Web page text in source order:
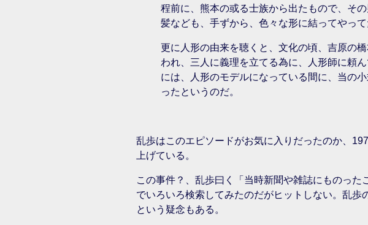
程前に、熊本の或る士族から出たもので、そ
髪なども、手ずから、色々な形に結ってやっ
更に人形の由来を聴くと、文化の頃、吉原の
われ、三人に義理を立てる為に、人形師に頼
には、人形のモデルになっている間に、当の
ったというのだ。
乱歩はこのエピソードがお気に入りだったのか、
上げている。
この事件？、乱歩曰く「当時新聞や雑誌にものっ
でいろいろ検索してみたのだがヒットしない。乱
という疑念もある。